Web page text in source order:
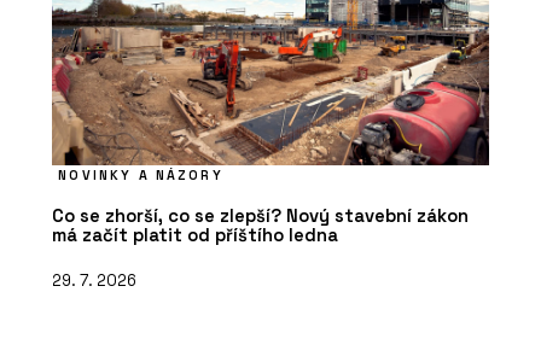
NOVINKY A NÁZORY
Co se zhorší, co se zlepší? Nový stavební zákon
má začít platit od příštího ledna
29. 7. 2026